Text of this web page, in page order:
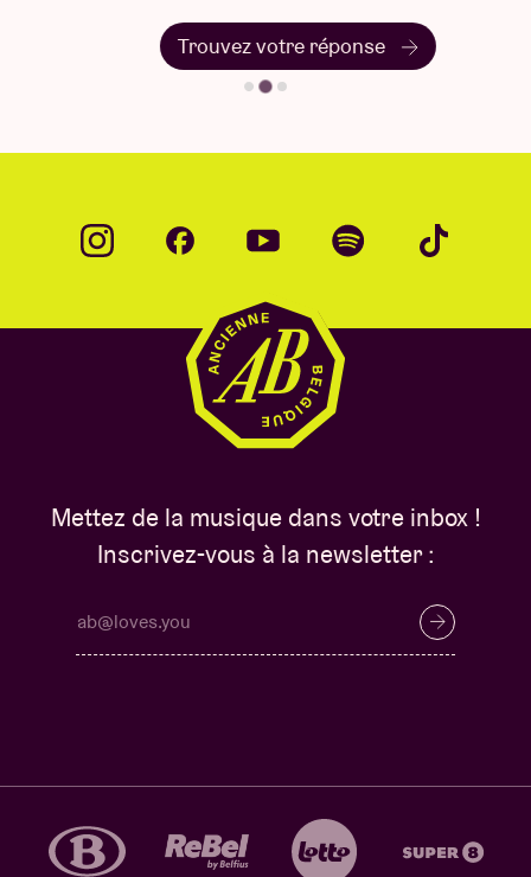
Trouvez votre réponse
Mettez de la musique dans votre inbox !
Inscrivez-vous à la newsletter :